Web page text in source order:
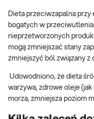
Dieta przeciwzapalna przy
bogatych w
nieprzetworzonych
mogą zmniejszać stany
zmniejszyć ból związany z
Udowodniono, że dieta
warzywa, zdrowe oleje
morza, zmniejsza poziom